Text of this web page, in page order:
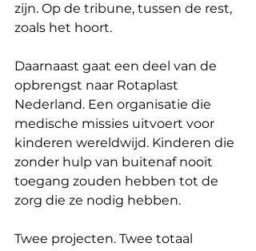
zijn. Op de tribune, tussen de rest,
zoals het hoort.
Daarnaast gaat een deel van de
opbrengst naar Rotaplast
Nederland. Een organisatie die
medische missies uitvoert voor
kinderen wereldwijd. Kinderen die
zonder hulp van buitenaf nooit
toegang zouden hebben tot de
zorg die ze nodig hebben.
Twee projecten. Twee totaal